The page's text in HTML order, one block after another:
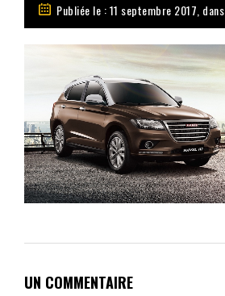
Publiée le : 11 septembre 2017, dans
UN COMMENTAIRE